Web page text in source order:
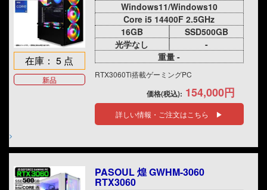
在庫： 5 点
新品
Windows11/Windows10
Core i5 14400F 2.5GHz
16GB
SSD500GB
光学なし
-
重量 -
RTX3060Ti搭載ゲーミングPC
価格(税込): 154,000円
詳しい情報・ご注文はこちら ▶
PASOUL 煌 GWHM-3060
RTX3060